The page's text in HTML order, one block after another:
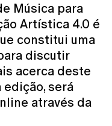
Música para
Artística 4.0 é
constitui uma
discutir
acerca deste
será
através da